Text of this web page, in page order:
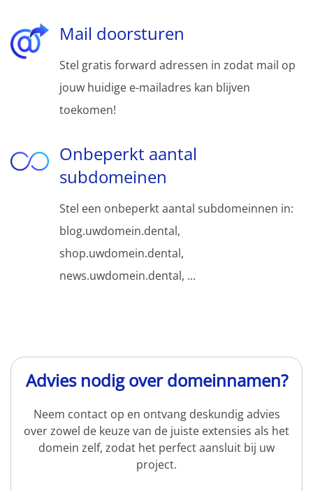
Mail doorsturen
Stel gratis forward adressen in zodat mail op
jouw huidige e-mailadres kan blijven
toekomen!
Onbeperkt aantal
subdomeinen
Stel een onbeperkt aantal subdomeinnen in:
blog.uwdomein.dental,
shop.uwdomein.dental,
news.uwdomein.dental, ...
Advies nodig over domeinnamen?
Neem contact op en ontvang deskundig advies
over zowel de keuze van de juiste extensies als het
domein zelf, zodat het perfect aansluit bij uw
project.